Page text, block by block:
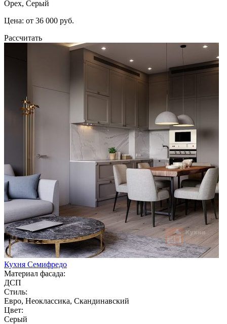
Орех, Серый
Цена: от 36 000 руб.
Рассчитать
Кухня Семифредо
Материал фасада:
ДСП
Стиль:
Евро, Неоклассика, Скандинавский
Цвет:
Серый